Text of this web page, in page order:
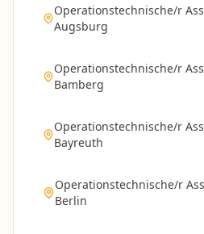
Operationstechnische/r
Augsburg
Operationstechnische/r
Bamberg
Operationstechnische/r
Bayreuth
Operationstechnische/r
Berlin